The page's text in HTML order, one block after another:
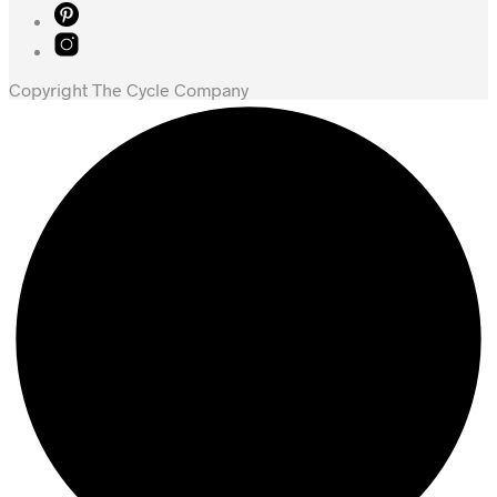
Copyright The Cycle Company